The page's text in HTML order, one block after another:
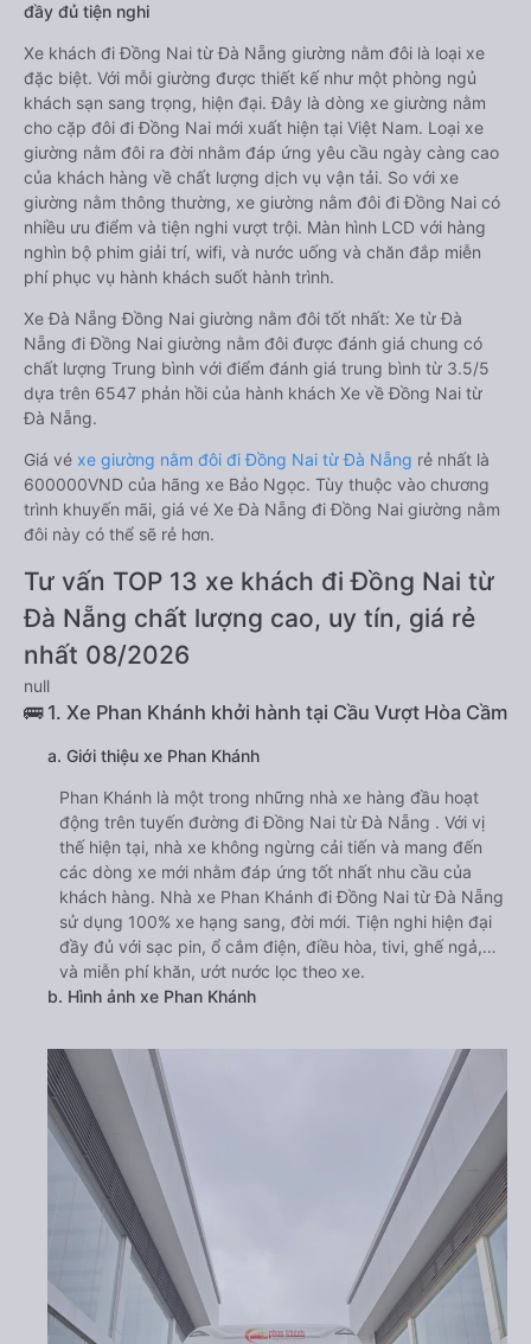
đầy đủ tiện nghi
Xe khách đi Đồng Nai từ Đà Nẵng giường nằm đôi là loại xe
đặc biệt. Với mỗi giường được thiết kế như một phòng ngủ
khách sạn sang trọng, hiện đại. Đây là dòng xe giường nằm
cho cặp đôi đi Đồng Nai mới xuất hiện tại Việt Nam. Loại xe
giường nằm đôi ra đời nhằm đáp ứng yêu cầu ngày càng cao
của khách hàng về chất lượng dịch vụ vận tải. So với xe
giường nằm thông thường, xe giường nằm đôi đi Đồng Nai có
nhiều ưu điểm và tiện nghi vượt trội. Màn hình LCD với hàng
nghìn bộ phim giải trí, wifi, và nước uống và chăn đắp miễn
phí phục vụ hành khách suốt hành trình.
Xe Đà Nẵng Đồng Nai giường nằm đôi tốt nhất: Xe từ Đà
Nẵng đi Đồng Nai giường nằm đôi được đánh giá chung có
chất lượng Trung bình với điểm đánh giá trung bình từ 3.5/5
dựa trên 6547 phản hồi của hành khách Xe về Đồng Nai từ
Đà Nẵng.
Giá vé xe giường nằm đôi đi Đồng Nai từ Đà Nẵng rẻ nhất là
600000VND của hãng xe Bảo Ngọc. Tùy thuộc vào chương
trình khuyến mãi, giá vé Xe Đà Nẵng đi Đồng Nai giường nằm
đôi này có thể sẽ rẻ hơn.
Tư vấn TOP 13 xe khách đi Đồng Nai từ
Đà Nẵng chất lượng cao, uy tín, giá rẻ
nhất 08/2026
null
🚌 1. Xe Phan Khánh khởi hành tại Cầu Vượt Hòa Cầm
a. Giới thiệu xe Phan Khánh
Phan Khánh là một trong những nhà xe hàng đầu hoạt
động trên tuyến đường đi Đồng Nai từ Đà Nẵng . Với vị
thế hiện tại, nhà xe không ngừng cải tiến và mang đến
các dòng xe mới nhằm đáp ứng tốt nhất nhu cầu của
khách hàng. Nhà xe Phan Khánh đi Đồng Nai từ Đà Nẵng
sử dụng 100% xe hạng sang, đời mới. Tiện nghi hiện đại
đầy đủ với sạc pin, ổ cắm điện, điều hòa, tivi, ghế ngả,…
và miễn phí khăn, ướt nước lọc theo xe.
b. Hình ảnh xe Phan Khánh